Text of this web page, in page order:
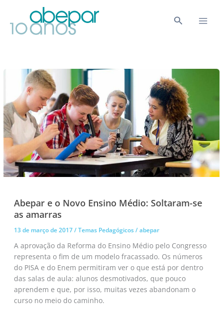
conteúdo
Pesquisar
Abepar e o Novo Ensino Médio: Soltaram-se
as amarras
13 de março de 2017/Temas Pedagógicos/abepar
A aprovação da Reforma do Ensino Médio pelo Congresso
representa o fim de um modelo fracassado. Os números
do PISA e do Enem permitiram ver o que está por dentro
das salas de aula: alunos desmotivados, que pouco
aprendem e que, por isso, muitas vezes abandonam o
curso no meio do caminho.